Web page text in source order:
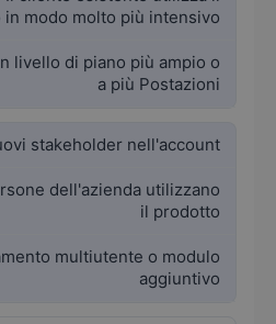
in modo molto più intensivo
livello di piano più ampio o
a più Postazioni
stakeholder nell'account
dell'azienda utilizzano
il prodotto
multiutente o modulo
aggiuntivo